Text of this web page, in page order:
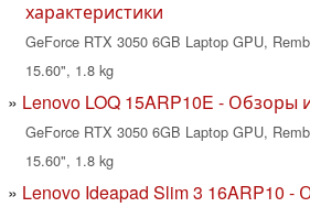
характеристики
GeForce RTX 3050 6GB Laptop GPU,
15.60", 1.8 kg
Lenovo LOQ 15ARP10E - Обзоры
GeForce RTX 3050 6GB Laptop GPU,
15.60", 1.8 kg
Lenovo Ideapad Slim 3 16ARP10 -